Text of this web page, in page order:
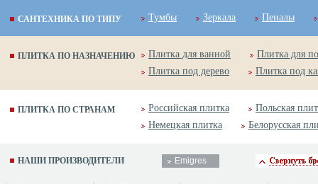
САНТЕХНИКА ПО ТИПУ Тумбы Зеркала Пеналы
ПЛИТКА ПО НАЗНАЧЕНИЮ Плитка для ванной
Плитка для
Плитка под дерево
Плитка под
ПЛИТКА ПО СТРАНАМ Российская плитка
Польская
Немецкая плитка
Белорусская
НАШИ ПРОИЗВОДИТЕЛИ Emigres